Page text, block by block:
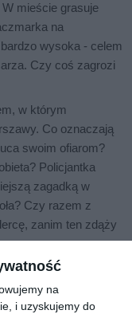
na
i uzyskujemy do
mieście grasuje
na
wysoka - celem
Czy coś zagrozi
w którym
Co oznaczają
swoim ofiarom?
Policjantka
zagadką w
Czy razem z
zanim ten zdąży